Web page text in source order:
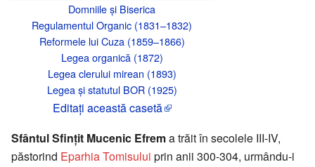
Domniile și Biserica
Regulamentul Organic (1831–1832)
Reformele lui Cuza (1859–1866)
Legea organică (1872)
Legea clerului mirean (1893)
Legea și statutul BOR (1925)
Editaţi această casetă
Sfântul Sfințit Mucenic Efrema trăit în secolele III-IV,
păstorind Eparhia Tomisului prin anii 300-304, urmându-i